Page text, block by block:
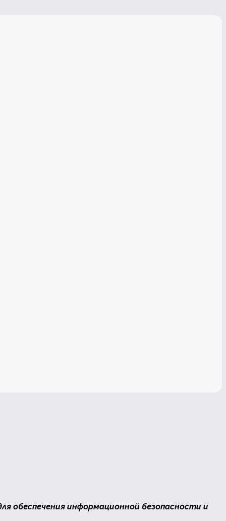
обеспечения информационной безопасности и